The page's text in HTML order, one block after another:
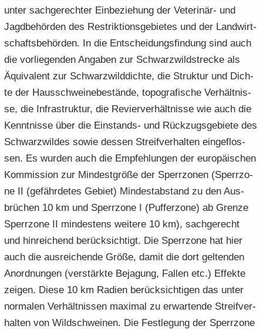
unter sach­ge­rech­ter Ein­be­zie­hung der Veterinär-​ und
Jagd­be­hör­den des Re­strik­ti­ons­ge­bie­tes und der Land­wirt­
schafts­be­hör­den. In die Ent­schei­dungs­fin­dung sind auch
die vor­lie­gen­den An­ga­ben zur Schwarz­wild­stre­cke als
Äqui­va­lent zur Schwarz­wild­dich­te, die Struk­tur und Dich­
te der Haus­schwei­ne­be­stän­de, to­po­gra­fi­sche Ver­hält­nis­
se, die In­fra­struk­tur, die Re­vier­ver­hält­nis­se wie auch die
Kennt­nis­se über die Einstands-​ und Rück­zugs­ge­bie­te des
Schwarz­wil­des sowie des­sen Streif­ver­hal­ten ein­ge­flos­
sen. Es wur­den auch die Emp­feh­lun­gen der eu­ro­päi­schen
Kom­mis­si­on zur Min­dest­grö­ße der Sperr­zo­nen (Sperr­zo­
ne II (ge­fähr­de­tes Ge­biet) Min­dest­ab­stand zu den Aus­
brü­chen 10 km und Sperr­zo­ne I (Puf­fer­zo­ne) ab Gren­ze
Sperr­zo­ne II min­des­tens wei­te­re 10 km), sach­ge­recht
und hin­rei­chend be­rück­sich­tigt. Die Sperr­zo­ne hat hier
auch die aus­rei­chen­de Größe, damit die dort gel­ten­den
An­ord­nun­gen (ver­stärk­te Be­ja­gung, Fal­len etc.) Ef­fek­te
zei­gen. Diese 10 km Ra­di­en be­rück­sich­ti­gen das unter
nor­ma­len Ver­hält­nis­sen ma­xi­mal zu er­war­ten­de Streif­ver­
hal­ten von Wild­schwei­nen. Die Fest­le­gung der Sperr­zo­ne